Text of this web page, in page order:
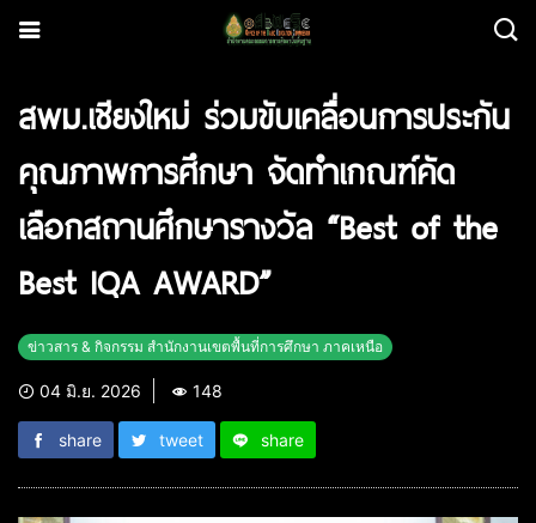
สพม.เชียงใหม่ ร่วมขับเคลื่อนการประกัน
คุณภาพการศึกษา จัดทำเกณฑ์คัด
เลือกสถานศึกษารางวัล “Best of the
Best IQA AWARD”
ข่าวสาร & กิจกรรม สำนักงานเขตพื้นที่การศึกษา ภาคเหนือ
04 มิ.ย. 2026 148
share tweet share